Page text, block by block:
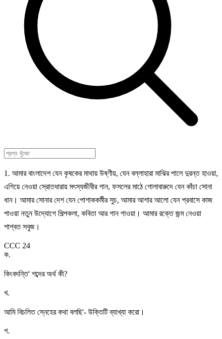
1. আমার বাংলাদেশ যেন কৃষকের মাথায় উষ্ণীয়, যেন বল্লাহারা মাঝির পালে দুরন্ত হাওয়া,
এগিয়ে নেওয়া স্রোতধারায় মৎস্যজীবীর গান, ফসলের মাঠে গোলাবারুদে যেন কাঁচা সোনা
ধান। আমার সোনার দেশ যেন পোশাককর্মীর সুচ, আমার আশার আলো যেন প্রবাসে কাজ
পাওয়া নতুন উদ্যোগে শিল্পকলা, কবিতা আর গান গাওয়া। আমার রক্তে জন্ম নেওয়া
শাশ্বত সবুজ।
CCC 24
ক.
কিংবদন্তি' শব্দের অর্থ কী?
খ.
আমি বিচলিত স্নেহের কথা বলছি'- উক্তিটি ব্যাখ্যা করো।
গ.